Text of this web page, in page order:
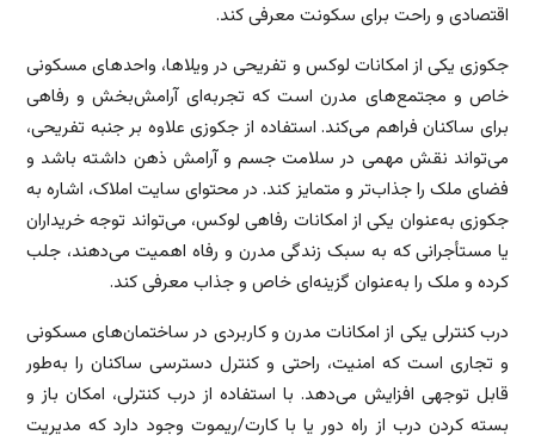
اقتصادی و راحت برای سکونت معرفی کند.
جکوزی یکی از امکانات لوکس و تفریحی در ویلاها، واحدهای مسکونی
خاص و مجتمع‌های مدرن است که تجربه‌ای آرامش‌بخش و رفاهی
برای ساکنان فراهم می‌کند. استفاده از جکوزی علاوه بر جنبه تفریحی،
می‌تواند نقش مهمی در سلامت جسم و آرامش ذهن داشته باشد و
فضای ملک را جذاب‌تر و متمایز کند. در محتوای سایت املاک، اشاره به
جکوزی به‌عنوان یکی از امکانات رفاهی لوکس، می‌تواند توجه خریداران
یا مستأجرانی که به سبک زندگی مدرن و رفاه اهمیت می‌دهند، جلب
کرده و ملک را به‌عنوان گزینه‌ای خاص و جذاب معرفی کند.
درب کنترلی یکی از امکانات مدرن و کاربردی در ساختمان‌های مسکونی
و تجاری است که امنیت، راحتی و کنترل دسترسی ساکنان را به‌طور
قابل توجهی افزایش می‌دهد. با استفاده از درب کنترلی، امکان باز و
بسته کردن درب از راه دور یا با کارت/ریموت وجود دارد که مدیریت